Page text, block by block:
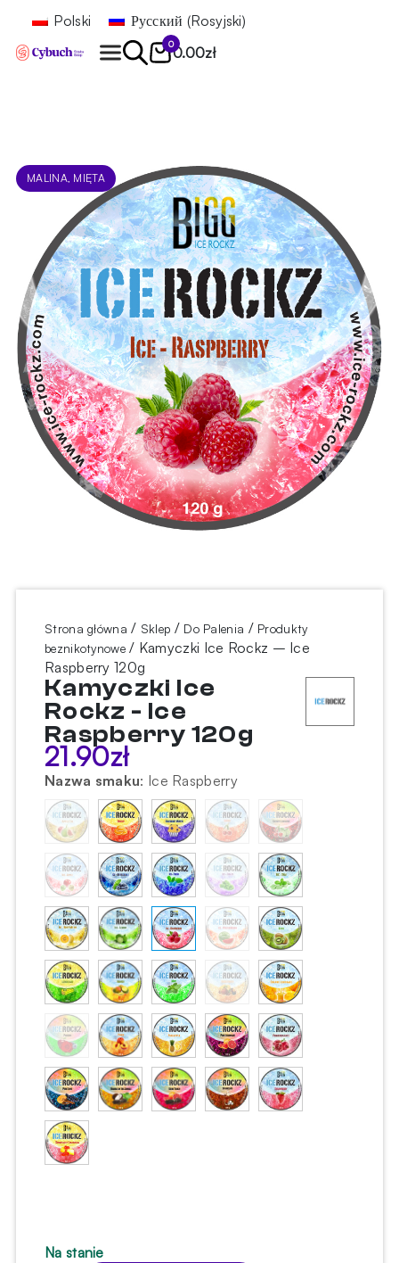
Polski Русский (Rosyjski)
0
0.00zł
MALINA, MIĘTA
Strona główna / Sklep / Do Palenia / Produkty
beznikotynowe/ Kamyczki Ice Rockz – Ice
Raspberry 120g
Kamyczki Ice
Rockz - Ice
Raspberry 120g
21.90zł
Nazwa smaku: Ice Raspberry
Na stanie